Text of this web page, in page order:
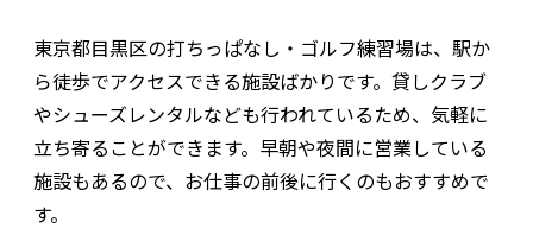
東京都目黒区の打ちっぱなし・ゴルフ練習場は、駅か
ら徒歩でアクセスできる施設ばかりです。貸しクラブ
やシューズレンタルなども行われているため、気軽に
立ち寄ることができます。早朝や夜間に営業している
施設もあるので、お仕事の前後に行くのもおすすめで
す。